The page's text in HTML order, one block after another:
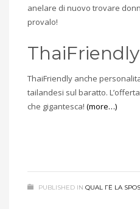
anelare di nuovo trovare
provalo!
ThaiFriendly
ThaiFriendly anche
tailandesi sul baratto.
che gigantesca! (more…)
PUBLISHED IN QUAL ГЁ LA